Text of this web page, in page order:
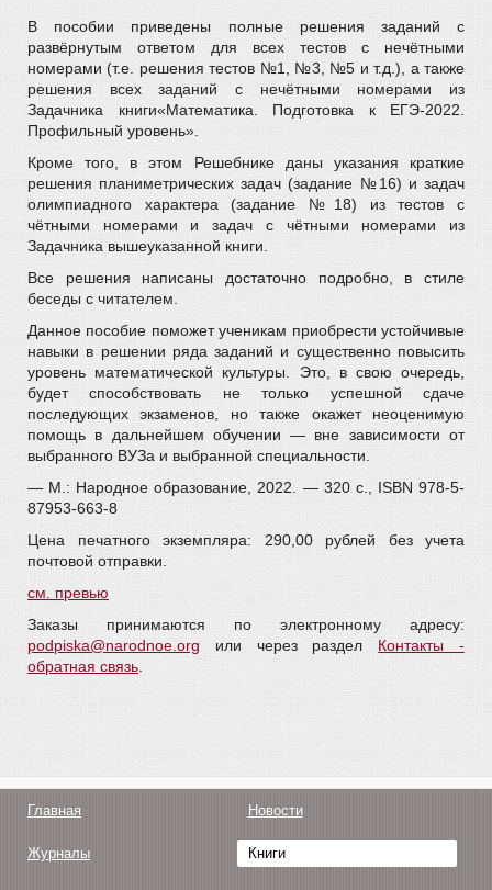
В пособии приведены полные решения заданий с
развёрнутым ответом для всех тестов с нечётными
номерами (т.е. решения тестов №1, №3, №5 и т.д.), а также
решения всех заданий с нечётными номерами из
Задачника книги«Математика. Подготовка к ЕГЭ-2022.
Профильный уровень».
Кроме того, в этом Решебнике даны указания краткие
решения планиметрических задач (задание №16) и задач
олимпиадного характера (задание №18) из тестов с
чётными номерами и задач с чётными номерами из
Задачника вышеуказанной книги.
Все решения написаны достаточно подробно, в стиле
беседы с читателем.
Данное пособие поможет ученикам приобрести устойчивые
навыки в решении ряда заданий и существенно повысить
уровень математической культуры. Это, в свою очередь,
будет способствовать не только успешной сдаче
последующих экзаменов, но также окажет неоценимую
помощь в дальнейшем обучении — вне зависимости от
выбранного ВУЗа и выбранной специальности.
— М.: Народное образование, 2022. — 320 с., ISBN 978-5-
87953-663-8
Цена печатного экземпляра: 290,00 рублей без учета
почтовой отправки.
см. превью
Заказы принимаются по электронному адресу:
podpiska@narodnoe.org или через раздел Контакты -
обратная связь
Главная Новости
Журналы Книги